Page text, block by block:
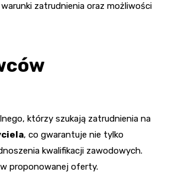
zatrudnienia oraz możliwości
którzy szukają zatrudnienia na
, co gwarantuje nie tylko
kwalifikacji zawodowych.
proponowanej oferty.